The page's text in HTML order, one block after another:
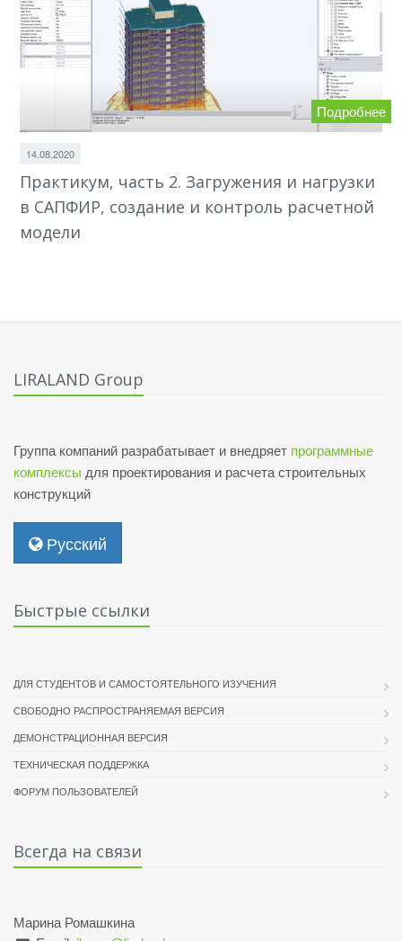
Подробнее
14.08.2020
Практикум, часть 2. Загружения и нагрузки
в САПФИР, создание и контроль расчетной
модели
LIRALAND Group
Группа компаний разрабатывает и внедряет программные
комплексы для проектирования и расчета строительных
конструкций
Русский
Быстрые ссылки
ДЛЯ СТУДЕНТОВ И САМОСТОЯТЕЛЬНОГО ИЗУЧЕНИЯ
СВОБОДНО РАСПРОСТРАНЯЕМАЯ ВЕРСИЯ
ДЕМОНСТРАЦИОННАЯ ВЕРСИЯ
ТЕХНИЧЕСКАЯ ПОДДЕРЖКА
ФОРУМ ПОЛЬЗОВАТЕЛЕЙ
Всегда на связи
Марина Ромашкина